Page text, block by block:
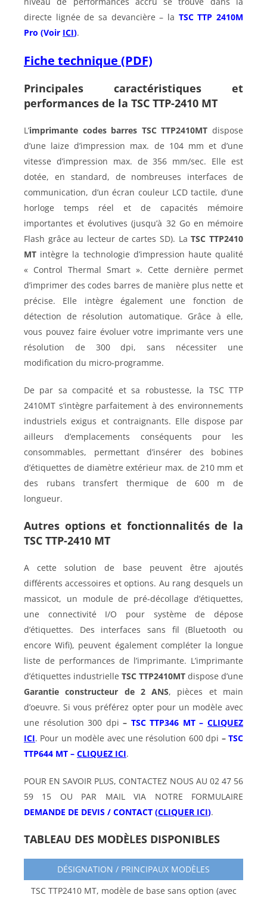
directe lignée de sa devancière – la TSC TTP 2410M
Pro (Voir ICI).
Fiche technique (PDF)
Principales caractéristiques et
performances de la TSC TTP-2410 MT
L’imprimante codes barres TSC TTP2410MTdispose
d’une laize d’impression max. de 104 mm et d’une
vitesse d’impression max. de 356 mm/sec. Elle est
dotée, en standard, de nombreuses interfaces de
communication, d’un écran couleur LCD tactile, d’une
horloge temps réel et de capacités mémoire
importantes et évolutives (jusqu’à 32 Go en mémoire
Flash grâce au lecteur de cartes SD). LaTSC TTP2410
MT intègre la technologie d’impression haute qualité
« Control Thermal Smart ». Cette dernière permet
d’imprimer des codes barres de manière plus nette et
précise. Elle intègre également une fonction de
détection de résolution automatique. Grâce à elle,
vous pouvez faire évoluer votre imprimante vers une
résolution de 300 dpi, sans nécessiter une
modification du micro-programme.
De par sa compacité et sa robustesse, la TSC TTP
2410MT s’intègre parfaitement à des environnements
industriels exigus et contraignants. Elle dispose par
ailleurs d’emplacements conséquents pour les
consommables, permettant d’insérer des bobines
d’étiquettes de diamètre extérieur max. de 210 mm et
des rubans transfert thermique de 600 m de
longueur.
Autres options et fonctionnalités de la
TSC TTP-2410 MT
A cette solution de base peuvent être ajoutés
différents accessoires et options. Au rang desquels un
massicot, un module de pré-décollage d’étiquettes,
une connectivité I/O pour système de dépose
d’étiquettes. Des interfaces sans fil (Bluetooth ou
encore Wifi), peuvent également compléter la longue
liste de performances de l’imprimante. L’imprimante
d’étiquettes industrielle TSC TTP2410MT dispose d’une
Garantie constructeur de 2 ANS, pièces et main
d’oeuvre. Si vous préférez opter pour un modèle avec
une résolution 300 dpi– TSC TTP346 MT –CLIQUEZ
ICI. Pour un modèle avec une résolution 600 dpi –TSC
TTP644 MT – CLIQUEZ ICI.
POUR EN SAVOIR PLUS, CONTACTEZ NOUS AU 02 47 56
59 15 OU PAR MAIL VIA NOTRE FORMULAIRE
DEMANDE DE DEVIS / CONTACT (CLIQUER ICI).
TABLEAU DES MODÈLES DISPONIBLES
DÉSIGNATION / PRINCIPAUX MODÈLES
TSC TTP2410 MT, modèle de base sans option (avec